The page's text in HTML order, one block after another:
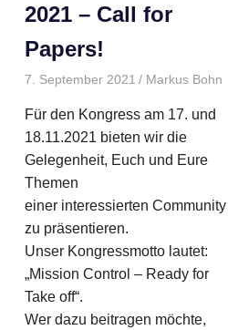
2021 – Call for
Papers!
7. September 2021 Markus Bohn
Für den Kongress am 17. und
18.11.2021 bieten wir die
Gelegenheit, Euch und Eure
Themen
einer interessierten Community
zu präsentieren.
Unser Kongressmotto lautet:
„Mission Control – Ready for
Take off“.
Wer dazu beitragen möchte,